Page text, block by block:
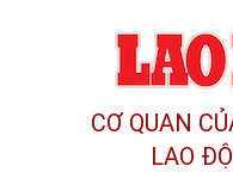
CƠ QUAN
LAO